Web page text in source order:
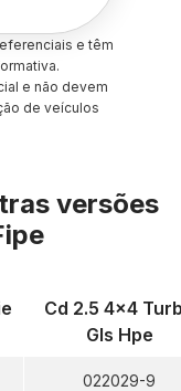
e têm
e não devem
de veículos
versões
Cd 2.5 4x4
Gls Hpe
022029-9